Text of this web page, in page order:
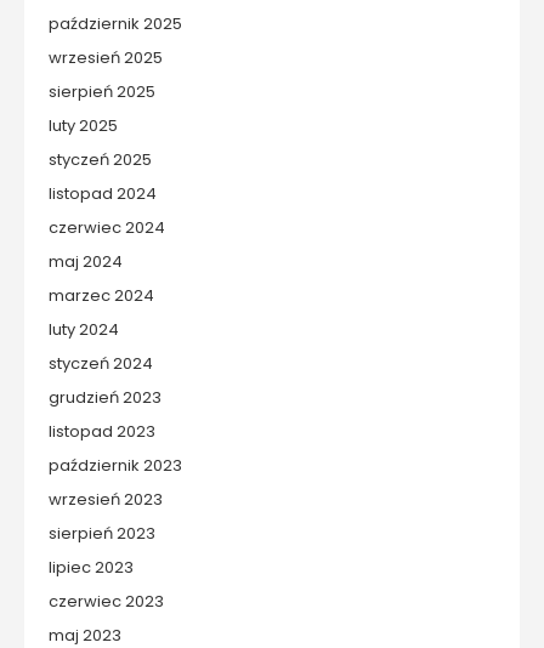
październik 2025
wrzesień 2025
sierpień 2025
luty 2025
styczeń 2025
listopad 2024
czerwiec 2024
maj 2024
marzec 2024
luty 2024
styczeń 2024
grudzień 2023
listopad 2023
październik 2023
wrzesień 2023
sierpień 2023
lipiec 2023
czerwiec 2023
maj 2023